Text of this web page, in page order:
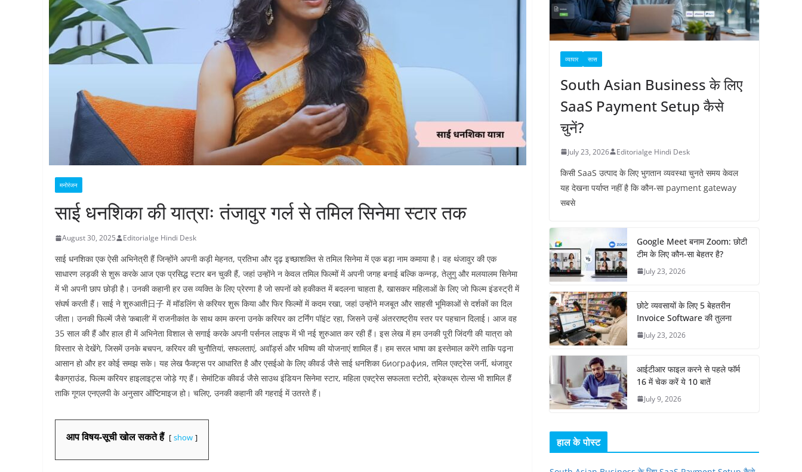
मनोरंजन
साई धनशिका की यात्राः तंजावुर गर्ल से तमिल सिनेमा स्टार तक
August 30, 2025 Editorialge Hindi Desk
साई धनशिका एक ऐसी अभिनेत्री हैं जिन्होंने अपनी कड़ी मेहनत, प्रतिभा और दृढ़ इच्छाशक्ति से तमिल सिनेमा में एक बड़ा नाम कमाया है। वह थंजावुर की एक
साधारण लड़की से शुरू करके आज एक प्रसिद्ध स्टार बन चुकी हैं, जहां उन्होंने न केवल तमिल फिल्मों में अपनी जगह बनाई बल्कि कन्नड़, तेलुगु और मलयालम सिनेमा
में भी अपनी छाप छोड़ी है। उनकी कहानी हर उस व्यक्ति के लिए प्रेरणा है जो सपनों को हकीकत में बदलना चाहता है, खासकर महिलाओं के लिए जो फिल्म इंडस्ट्री में
संघर्ष करती हैं। साई ने शुरुआती日子 में मॉडलिंग से करियर शुरू किया और फिर फिल्मों में कदम रखा, जहां उन्होंने मजबूत और साहसी भूमिकाओं से दर्शकों का दिल
जीता। उनकी फिल्में जैसे ‘कबाली’ में राजनीकांत के साथ काम करना उनके करियर का टर्निंग पॉइंट रहा, जिसने उन्हें अंतरराष्ट्रीय स्तर पर पहचान दिलाई। आज वह
35 साल की हैं और हाल ही में अभिनेता विशाल से सगाई करके अपनी पर्सनल लाइफ में भी नई शुरुआत कर रही हैं। इस लेख में हम उनकी पूरी जिंदगी की यात्रा को
विस्तार से देखेंगे, जिसमें उनके बचपन, करियर की चुनौतियां, सफलताएं, अवॉर्ड्स और भविष्य की योजनाएं शामिल हैं। हम सरल भाषा का इस्तेमाल करेंगे ताकि पढ़ना
आसान हो और हर कोई समझ सके। यह लेख फैक्ट्स पर आधारित है और एसईओ के लिए कीवर्ड जैसे साई धनशिका биография, तमिल एक्ट्रेस जर्नी, थंजावुर
बैकग्राउंड, फिल्म करियर हाइलाइट्स जोड़े गए हैं। सेमांटिक कीवर्ड जैसे साउथ इंडियन सिनेमा स्टार, महिला एक्ट्रेस सफलता स्टोरी, ब्रेकथ्रू रोल्स भी शामिल हैं
ताकि गूगल एनएलपी के अनुसार ऑप्टिमाइज हो। चलिए, उनकी कहानी की गहराई में उतरते हैं।
आप विषय-सूची खोल सकते हैं show
व्यापार सास
South Asian Business के लिए
SaaS Payment Setup कैसे
चुनें?
July 23, 2026 Editorialge Hindi Desk
किसी SaaS उत्पाद के लिए भुगतान व्यवस्था चुनते समय केवल
यह देखना पर्याप्त नहीं है कि कौन-सा payment gateway
सबसे
Google Meet बनाम Zoom: छोटी
टीम के लिए कौन-सा बेहतर है?
July 23, 2026
छोटे व्यवसायों के लिए 5 बेहतरीन
Invoice Software की तुलना
July 23, 2026
आईटीआर फाइल करने से पहले फॉर्म
16 में चेक करें ये 10 बातें
July 9, 2026
हाल के पोस्ट